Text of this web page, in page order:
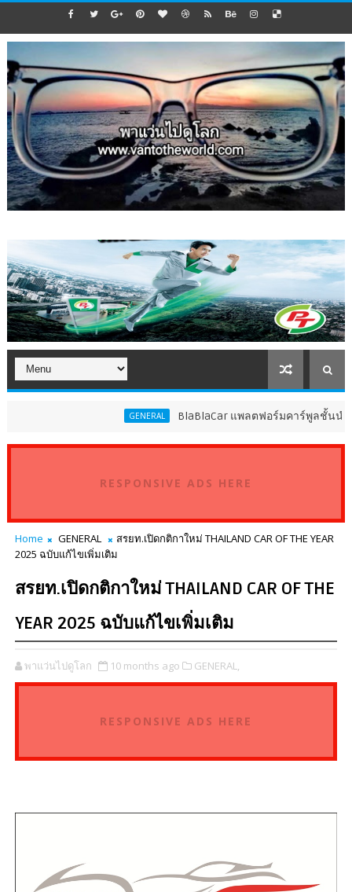
BlaBlaCar แพลตฟอร์มคาร์พูลชั้นนำระดับโ
RESPONSIVE ADS HERE
Home GENERAL
สรยท.เปิดกติกาใหม่ THAILAND CAR OF THE YEAR
2025 ฉบับแก้ไขเพิ่มเติม
สรยท.เปิดกติกาใหม่ THAILAND CAR OF THE
YEAR 2025 ฉบับแก้ไขเพิ่มเติม
พาแว่นไปดูโลก 10 months ago GENERAL,
RESPONSIVE ADS HERE